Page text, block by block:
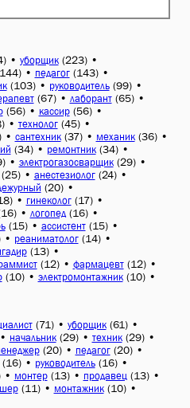
• уборщик (223)•
• педагог (143)•
(103)• руководитель (99)•
(67)• лаборант (65)•
(56)• кассир (56)•
• технолог (45)•
• сантехник (37)• механик (36)•
(34)• ремонтник (34)•
• электрогазосварщик (29)•
(25)• анестезиолог (24)•
(20)•
• гинеколог (17)•
• логопед (16)•
(15)• ассистент (15)•
• реаниматолог (14)•
(13)•
(12)• фармацевт (12)•
(10)• электромонтажник (10)•
(71)• уборщик (61)•
начальник (29)• техник (29)•
(20)• педагог (20)•
(16)• руководитель (16)•
• монтер (13)• продавец (13)•
(11)• монтажник (10)•